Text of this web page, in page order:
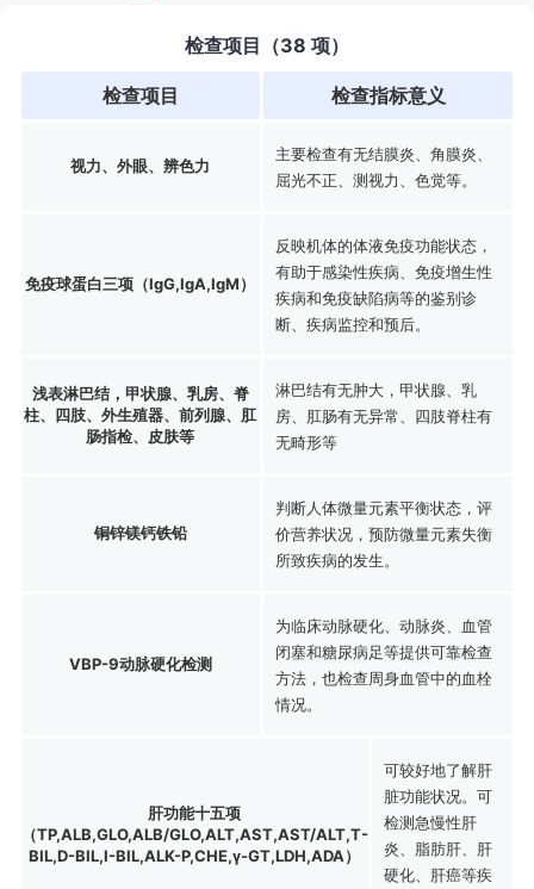
检查项目（38 项）
检查项目 检查指标意义
视力、外眼、辨色力
主要检查有无结膜炎、角膜炎、
屈光不正、测视力、色觉等。
免疫球蛋白三项（IgG,IgA,IgM）
反映机体的体液免疫功能状态，
有助于感染性疾病、免疫增生性
疾病和免疫缺陷病等的鉴别诊
断、疾病监控和预后。
浅表淋巴结，甲状腺、乳房、脊
柱、四肢、外生殖器、前列腺、肛
肠指检、皮肤等
淋巴结有无肿大，甲状腺、乳
房、肛肠有无异常、四肢脊柱有
无畸形等
铜锌镁钙铁铅
判断人体微量元素平衡状态，评
价营养状况，预防微量元素失衡
所致疾病的发生。
VBP-9动脉硬化检测
为临床动脉硬化、动脉炎、血管
闭塞和糖尿病足等提供可靠检查
方法，也检查周身血管中的血栓
情况。
肝功能十五项
（TP,ALB,GLO,ALB/GLO,ALT,AST,AST/ALT,T-
BIL,D-BIL,I-BIL,ALK-P,CHE,γ-GT,LDH,ADA）
可较好地了解肝
脏功能状况。可
检测急慢性肝
炎、脂肪肝、肝
硬化、肝癌等疾